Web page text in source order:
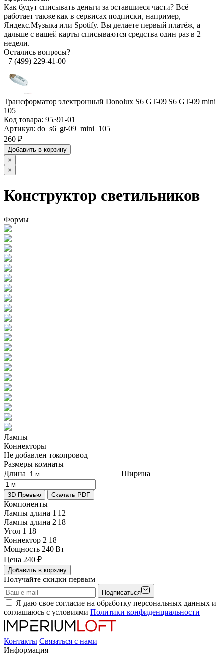
Как будут списывать деньги за оставшиеся части? Всё
работает также как в сервисах подписки, например,
Яндекс.Музыка или Spotify. Вы делаете первый платёж, а
дальше с вашей карты списываются средства один раз в 2
недели.
Остались вопросы?
+7 (499) 229-41-00
Трансформатор электронный Donolux S6 GT-09 S6 GT-09 mini
105
Код товара: 95391-01
Артикул: do_s6_gt-09_mini_105
260 ₽
Добавить в корзину
×
×
Конструктор светильников
Формы
Лампы
Коннекторы
Не добавлен токопровод
Размеры комнаты
Длина
Ширина
3D Превью Скачать PDF
Компоненты
Лампы длина 1 12
Лампы длина 2 18
Угол 1 18
Коннектор 2 18
Мощность 240 Вт
Цена 240 ₽
Добавить в корзину
Получайте скидки первым
Подписаться
Я даю свое согласие на обработку персональных данных и
соглашаюсь с условиями Политики конфиденциальности
Контакты Связаться с нами
Информация